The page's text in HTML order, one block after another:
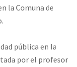
la Comuna de
pública en la
por el profesor